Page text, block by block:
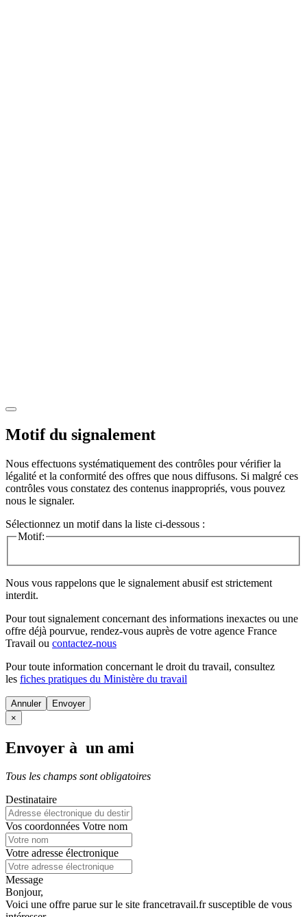
Motif du signalement
Nous effectuons systématiquement des contrôles pour vérifier la
légalité et la conformité des offres que nous diffusons. Si malgré ces
contrôles vous constatez des contenus inappropriés, vous pouvez
nous le signaler.
Sélectionnez un motif dans la liste ci-dessous :
Motif:
Nous vous rappelons que le signalement abusif est strictement
interdit.
Pour tout signalement concernant des informations inexactes ou une
offre déjà pourvue, rendez-vous auprès de votre agence France
Travail ou contactez-nous
Pour toute information concernant le droit du travail, consultez
les fiches pratiques du Ministère du travail
Annuler
×
Envoyer à un ami
Tous les champs sont obligatoires
Destinataire
Vos coordonnées Votre nom
Votre adresse électronique
Message
Bonjour,
Voici une offre parue sur le site francetravail.fr susceptible de vous